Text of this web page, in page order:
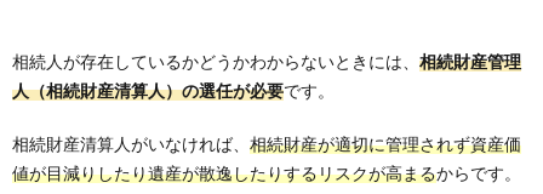
相続人が存在しているかどうかわからないときには、 相続財産管理
人（相続財産清算人）の選任が必要です。
相続財産清算人がいなければ、 相続財産が適切に管理されず資産価
値が目減りしたり遺産が散逸したりするリスクが高まるからです。